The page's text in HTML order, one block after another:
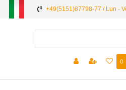
+49(5151)87798-77 / Lun -
0